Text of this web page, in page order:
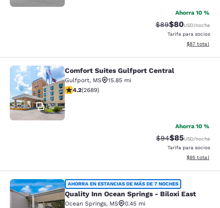
Ahorra 10 %
Precio tachado:
$89Precio con
$80USD/noche
Tarifa para socios
Ver detalles
$87 total
Comfort Suites Gulfport Central
32
Comfort Suites Gulfport Central
Gulfport, MS
15.85 mi
calificación de 4.15 estrellas. Muy bueno. 2689
4.2(2689)
Ahorra 10 %
Precio tachado:
$94Precio con
$85USD/noche
Tarifa para socios
Ver detalles
$95 total
Quality Inn Ocean Springs - Biloxi
AHORRA EN ESTANCIAS DE MÁS DE 7 NOCHES
Quality Inn Ocean Springs - Biloxi East
Ocean Springs, MS
0.45 mi